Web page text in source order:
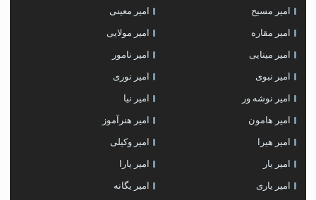
امیر مسیح امیر معینی
امیر مقاره امیر مولایی
امیر مینایی امیر نامور
امیر نبوی امیر نوری
امیر نوشه ور امیر نیا
امیر هامون امیر هنرآموز
امیر هیرا امیر وکیلی
امیر یار امیر یارا
امیر یاری امیر یگانه